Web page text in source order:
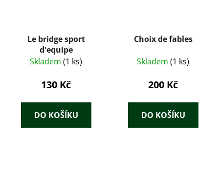
Le bridge sport
d'equipe
Skladem (1 ks)
130 Kč
DO KOŠÍKU
Choix de fables
Skladem (1 ks)
200 Kč
DO KOŠÍKU